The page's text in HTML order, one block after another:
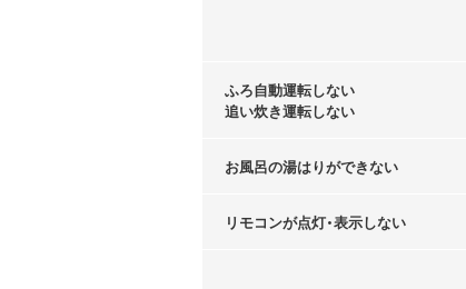
ふろ自動運転しない
追い炊き運転しない
お風呂の湯はりができない
リモコンが点灯・表示しない